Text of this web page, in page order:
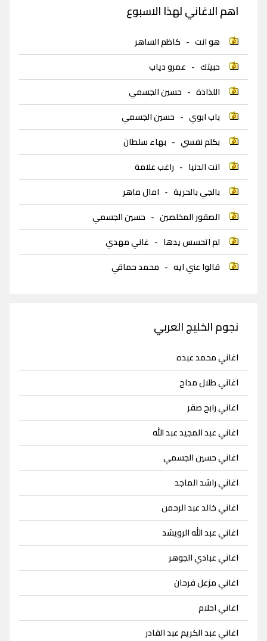
اهم الاغاني لهذا الاسبوع
هو انت - كاظم الساهر
حبيتك - عمرو دياب
اللذاذة - حسين الجسمي
باب ابوي - حسين الجسمي
بكلم نفسي - بهاء سلطان
انت الدنيا - راغب علامة
بالجي بالحرية - امال ماهر
الصقور المخلصين - حسين الجسمي
لم اتحسس يدها - غاني مهدي
قالوا عني ايه - محمد حماقي
نجوم الخليج العربي
اغاني محمد عبده
اغاني طلال مداح
اغاني رابح صقر
اغاني عبد المجيد عبد الله
اغاني حسين الجسمي
اغاني راشد الماجد
اغاني خالد عبد الرحمن
اغاني عبد الله الرويشد
اغاني عبادي الجوهر
اغاني مزعل فرحان
اغاني احلام
اغاني عبد الكريم عبد القادر